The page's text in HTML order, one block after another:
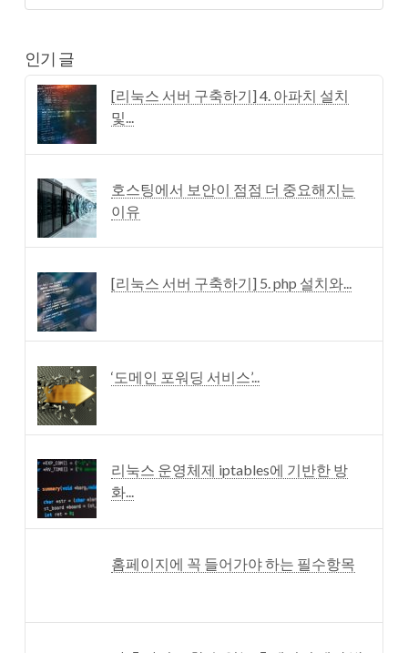
인기 글
[리눅스 서버 구축하기] 4. 아파치 설치
및...
호스팅에서 보안이 점점 더 중요해지는
이유
[리눅스 서버 구축하기] 5. php 설치와...
‘도메인 포워딩 서비스’...
리눅스 운영체제 iptables에 기반한 방
화...
홈페이지에 꼭 들어가야 하는 필수항목